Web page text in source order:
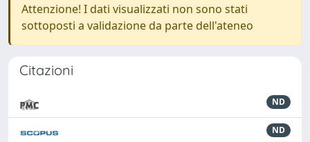
Attenzione! I dati visualizzati non sono stati
sottoposti a validazione da parte dell'ateneo
Citazioni
ND
ND